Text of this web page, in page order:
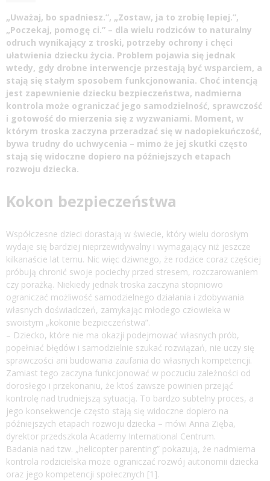
„Uważaj, bo spadniesz.”, „Zostaw, ja to zrobię lepiej.”,
„Poczekaj, pomogę ci.” – dla wielu rodziców to naturalny
odruch wynikający z troski, potrzeby ochrony i chęci
ułatwienia dziecku życia. Problem pojawia się jednak
wtedy, gdy drobne interwencje przestają być wsparciem, a
stają się stałym sposobem funkcjonowania. Choć intencją
jest zapewnienie dziecku bezpieczeństwa, nadmierna
kontrola może ograniczać jego samodzielność, sprawczość
i gotowość do mierzenia się z wyzwaniami. Moment, w
którym troska zaczyna przeradzać się w nadopiekuńczość,
bywa trudny do uchwycenia – mimo że jej skutki często
stają się widoczne dopiero na późniejszych etapach
rozwoju dziecka.
Kokon bezpieczeństwa
Współczesne dzieci dorastają w świecie, który wielu dorosłym
wydaje się bardziej nieprzewidywalny i wymagający niż jeszcze
kilkanaście lat temu. Nic więc dziwnego, że rodzice coraz częściej
próbują chronić swoje pociechy przed stresem, rozczarowaniem
czy porażką. Niekiedy jednak troska zaczyna stopniowo
ograniczać możliwość samodzielnego działania i zdobywania
własnych doświadczeń, zamykając młodego człowieka w
swoistym „kokonie bezpieczeństwa”.
– Dziecko, które nie ma okazji podejmować własnych prób,
popełniać błędów i samodzielnie szukać rozwiązań, nie uczy się
sprawczości ani budowania zaufania do własnych kompetencji.
Zamiast tego zaczyna funkcjonować w poczuciu zależności od
dorosłego i przekonaniu, że ktoś zawsze powinien przejąć
kontrolę nad trudniejszą sytuacją. To bardzo subtelny proces, a
jego konsekwencje często stają się widoczne dopiero na
późniejszych etapach rozwoju dziecka – mówi Anna Zięba,
dyrektor przedszkola Academy International Centrum.
Badania nad tzw. „helicopter parenting” pokazują, że nadmierna
kontrola rodzicielska może ograniczać rozwój autonomii dziecka
oraz jego kompetencji społecznych [1].